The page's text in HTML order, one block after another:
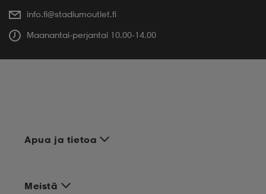
info.fi@stadiumoutlet.fi
Maanantai-perjantai 10.00-14.00
Apua ja tietoa
Meistä